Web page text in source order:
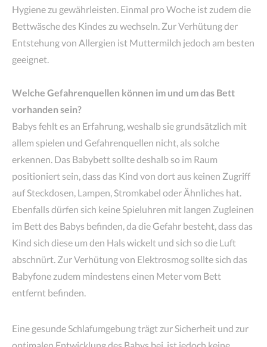
Hygiene zu gewährleisten. Einmal pro Woche ist zudem die
Bettwäsche des Kindes zu wechseln. Zur Verhütung der
Entstehung von Allergien ist Muttermilch jedoch am besten
geeignet.
Welche Gefahrenquellen können im und um das Bett
vorhanden sein?
Babys fehlt es an Erfahrung, weshalb sie grundsätzlich mit
allem spielen und Gefahrenquellen nicht, als solche
erkennen. Das Babybett sollte deshalb so im Raum
positioniert sein, dass das Kind von dort aus keinen Zugriff
auf Steckdosen, Lampen, Stromkabel oder Ähnliches hat.
Ebenfalls dürfen sich keine Spieluhren mit langen Zugleinen
im Bett des Babys befinden, da die Gefahr besteht, dass das
Kind sich diese um den Hals wickelt und sich so die Luft
abschnürt. Zur Verhütung von Elektrosmog sollte sich das
Babyfone zudem mindestens einen Meter vom Bett
entfernt befinden.
Eine gesunde Schlafumgebung trägt zur Sicherheit und zur